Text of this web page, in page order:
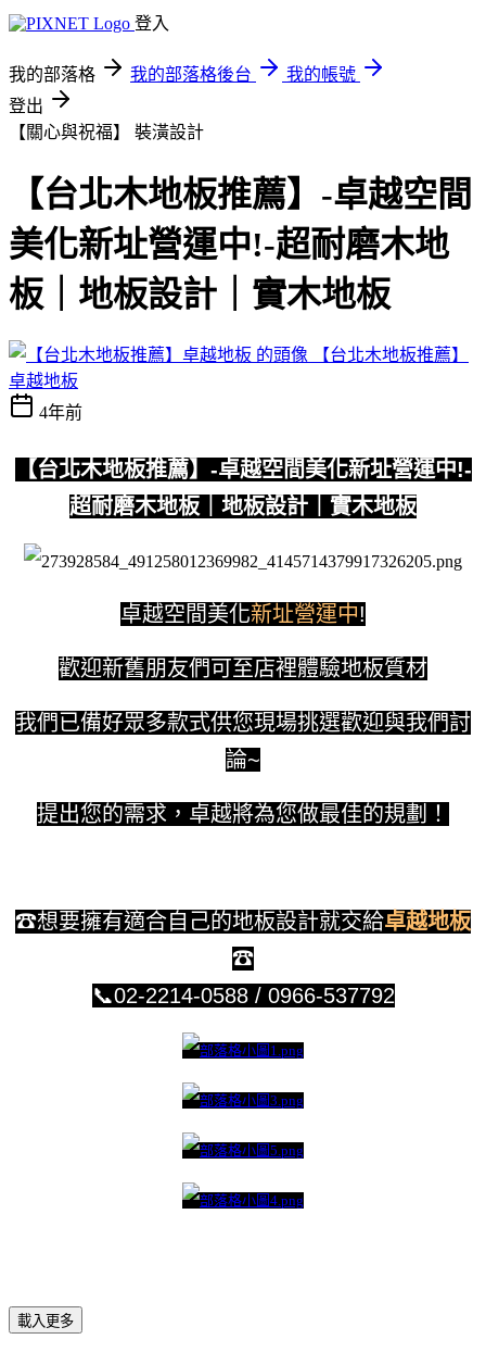
登入
我的部落格 我的部落格後台
我的帳號
登出
【關心與祝福】 裝潢設計
【台北木地板推薦】-卓越空間
美化新址營運中!-超耐磨木地
板｜地板設計｜實木地板
【台北木地板推薦】
卓越地板
4年前
【台北木地板推薦】-卓越空間美化新址營運中!-
超耐磨木地板｜地板設計｜實木地板
卓越空間美化新址營運中!
歡迎新舊朋友們可至店裡體驗地板質材
我們已備好眾多款式供您現場挑選歡迎與我們討
論~
提出您的需求，卓越將為您做最佳的規劃！
☎想要擁有適合自己的地板設計就交給卓越地板
☎
📞02-2214-0588 / 0966-537792
載入更多